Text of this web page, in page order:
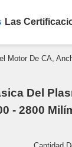
Las
Motor De CA,
Del
- 2800